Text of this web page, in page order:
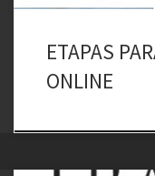
ETAPAS
ONLINE